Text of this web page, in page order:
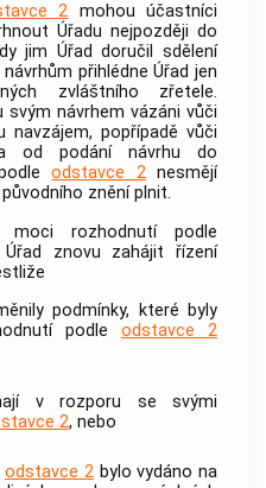
2 mohou účastníci
Úřadu nejpozději do
jim Úřad doručil sdělení
přihlédne Úřad jen
zvláštního zřetele.
svým návrhem vázáni vůči
navzájem, popřípadě vůči
od podání návrhu do
odstavce 2nesmějí
znění plnit.
moci rozhodnutí podle
znovu zahájit řízení
podmínky, které byly
podle odstavce 2
v rozporu se svými
2, nebo
odstavce 2bylo vydáno na